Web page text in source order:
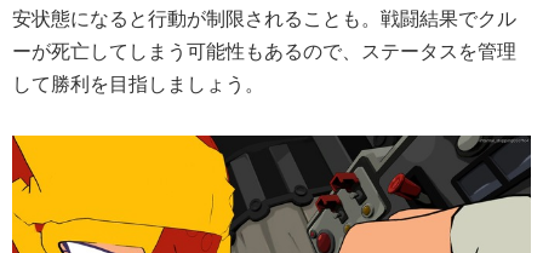
安状態になると行動が制限されることも。戦闘結果でクル
ーが死亡してしまう可能性もあるので、ステータスを管理
して勝利を目指しましょう。